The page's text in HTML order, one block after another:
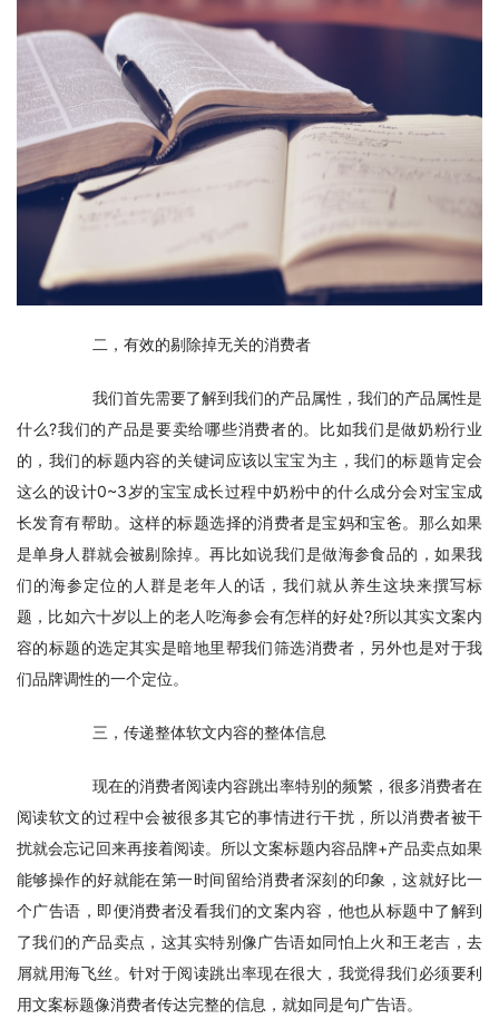
二，有效的剔除掉无关的消费者
我们首先需要了解到我们的产品属性，我们的产品属性是
什么?我们的产品是要卖给哪些消费者的。比如我们是做奶粉行业
的，我们的标题内容的关键词应该以宝宝为主，我们的标题肯定会
这么的设计0~3岁的宝宝成长过程中奶粉中的什么成分会对宝宝成
长发育有帮助。这样的标题选择的消费者是宝妈和宝爸。那么如果
是单身人群就会被剔除掉。再比如说我们是做海参食品的，如果我
们的海参定位的人群是老年人的话，我们就从养生这块来撰写标
题，比如六十岁以上的老人吃海参会有怎样的好处?所以其实文案内
容的标题的选定其实是暗地里帮我们筛选消费者，另外也是对于我
们品牌调性的一个定位。
三，传递整体软文内容的整体信息
现在的消费者阅读内容跳出率特别的频繁，很多消费者在
阅读软文的过程中会被很多其它的事情进行干扰，所以消费者被干
扰就会忘记回来再接着阅读。所以文案标题内容品牌+产品卖点如果
能够操作的好就能在第一时间留给消费者深刻的印象，这就好比一
个广告语，即便消费者没看我们的文案内容，他也从标题中了解到
了我们的产品卖点，这其实特别像广告语如同怕上火和王老吉，去
屑就用海飞丝。针对于阅读跳出率现在很大，我觉得我们必须要利
用文案标题像消费者传达完整的信息，就如同是句广告语。